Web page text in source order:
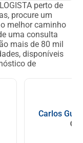
perto de
procure um
melhor caminho
uma consulta
mais de 80 mil
disponíveis
de
Carlos